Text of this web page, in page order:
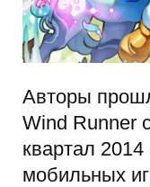
Авторы
Wind Runner
квартал
мобильных